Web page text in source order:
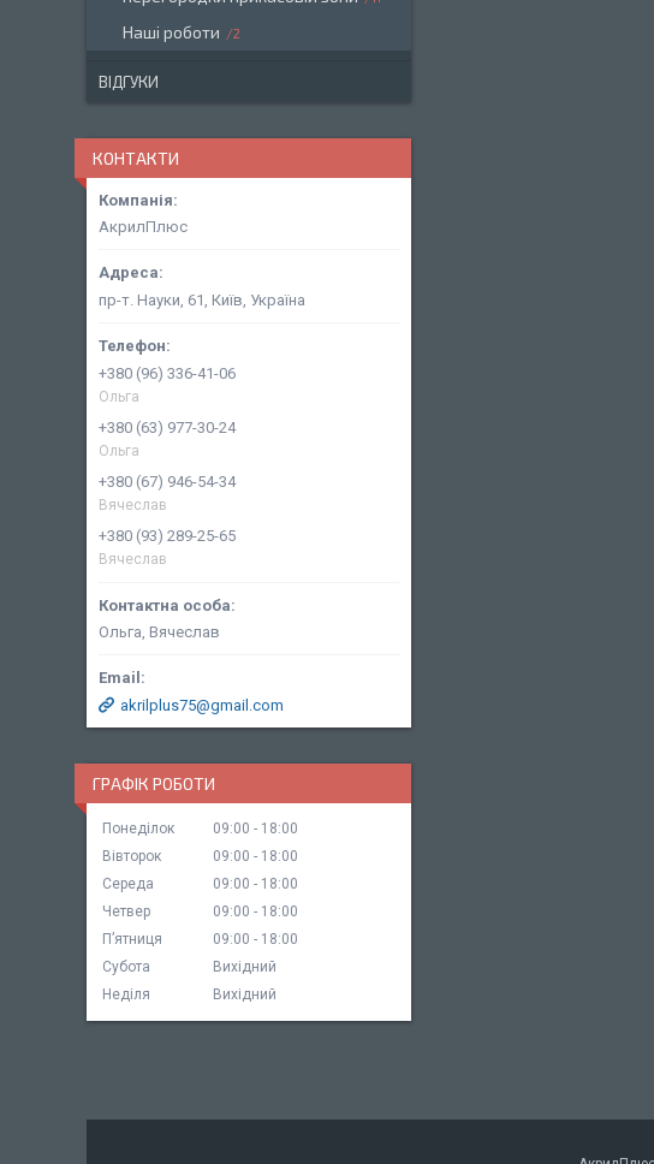
Наші роботи 2
ВІДГУКИ
КОНТАКТИ
АкрилПлюс
пр-т. Науки, 61, Київ, Україна
+380 (96) 336-41-06
Ольга
+380 (63) 977-30-24
Ольга
+380 (67) 946-54-34
Вячеслав
+380 (93) 289-25-65
Вячеслав
Ольга, Вячеслав
akrilplus75@gmail.com
ГРАФІК РОБОТИ
Понеділок 09:00
18:00
Вівторок
09:00
18:00
Середа
09:00
18:00
Четвер
09:00
18:00
Пʼятниця
09:00
18:00
Субота
Вихідний
Неділя
Вихідний